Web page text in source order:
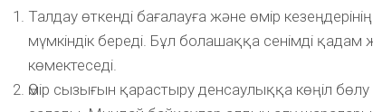
Талдау өткенді бағалауға және өмір кезеңдерінің
мүмкіндік береді. Бұл болашаққа сенімді қадам
көмектеседі.
Өмір сызығын қарастыру денсаулыққа көңіл бөлу